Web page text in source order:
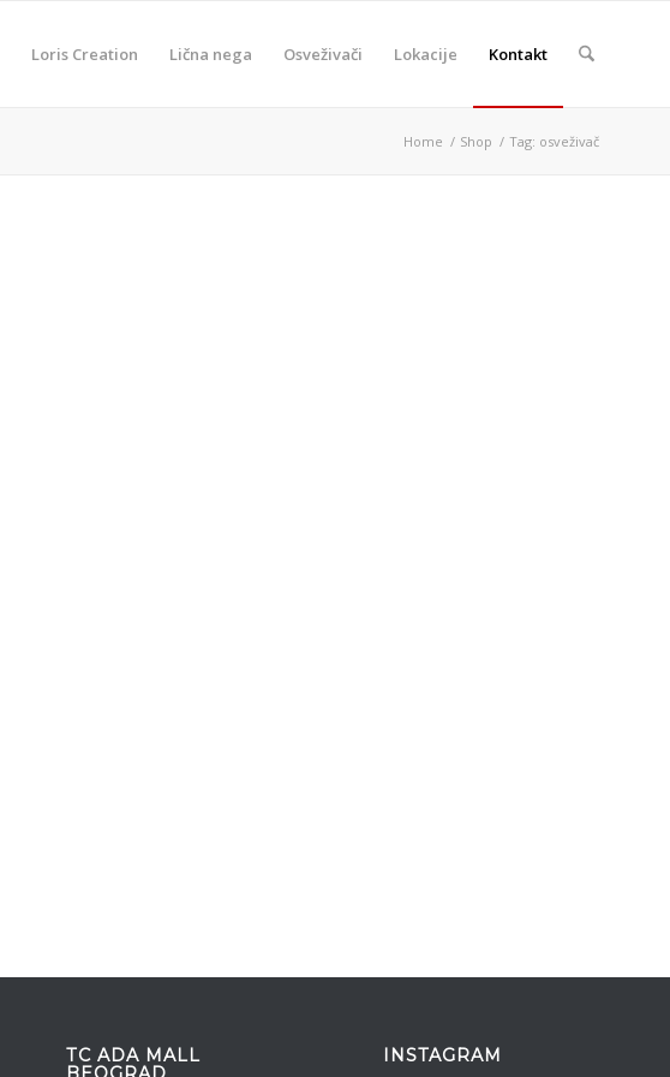
Loris Creation Lična nega Osveživači Lokacije Kontakt
Home / Shop / Tag: osveživač
TC ADA MALL
INSTAGRAM